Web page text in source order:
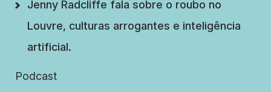
Jenny Radcliffe fala sobre o roubo no
Louvre, culturas arrogantes e inteligência
artificial.
Podcast